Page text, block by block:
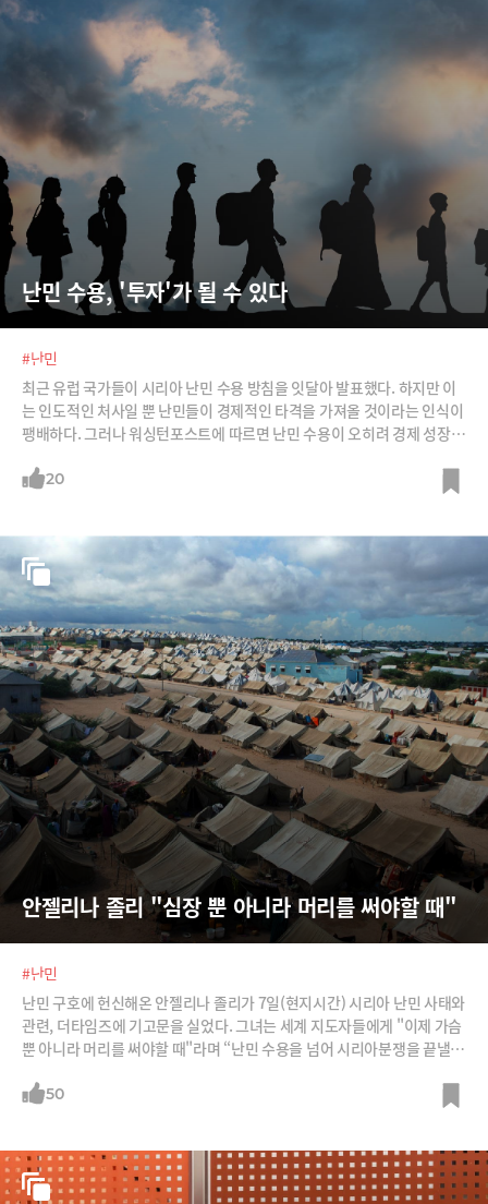
난민 수용, '투자'가 될 수 있다
#난민
최근 유럽 국가들이 시리아 난민 수용 방침을 잇달아 발표했다. 하지만 이
는 인도적인 처사일 뿐 난민들이 경제적인 타격을 가져올 것이라는 인식이
팽배하다. 그러나 워싱턴포스트에 따르면 난민 수용이 오히려 경제 성장을
스1, 머니투데이
20
안젤리나 졸리 "심장 뿐 아니라 머리를 써야할 때"
#난민
난민 구호에 헌신해온 안젤리나 졸리가 7일(현지시간) 시리아 난민 사태와
관련, 더타임즈에 기고문을 실었다. 그녀는 세계 지도자들에게 "이제 가슴
뿐 아니라 머리를 써야할 때"라며 “난민 수용을 넘어 시리아분쟁을 끝낼
스1, 유엔난민기구 홈페이지
50